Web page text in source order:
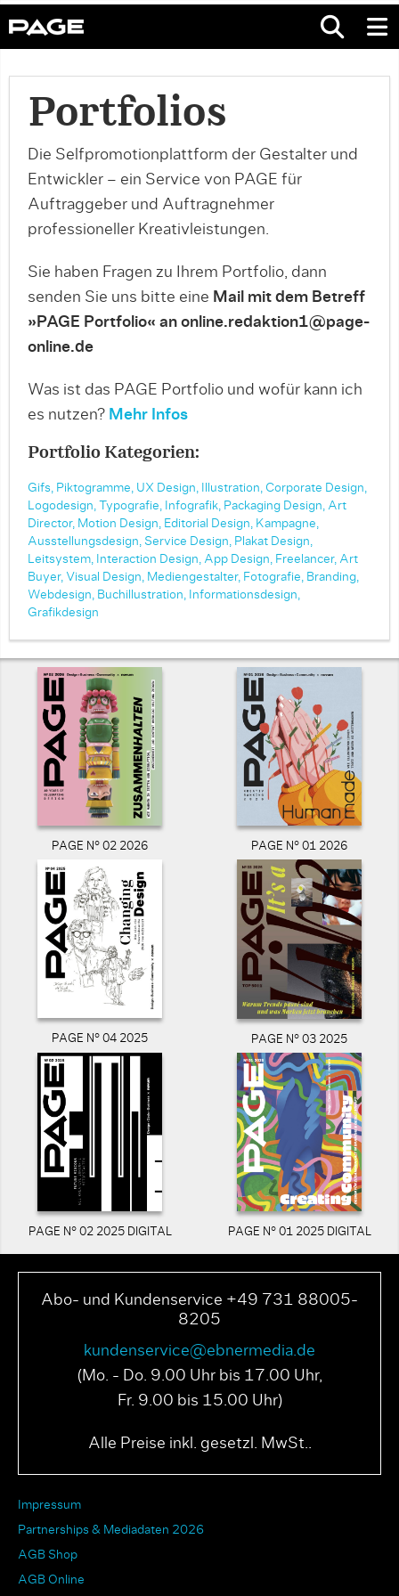
Portfolios
Die Selfpromotionplattform der Gestalter und
Entwickler – ein Service von PAGE für
Auftraggeber und Auftragnehmer
professioneller Kreativleistungen.
Sie haben Fragen zu Ihrem Portfolio, dann
senden Sie uns bitte eine Mail mit dem Betreff
»PAGE Portfolio« an online.redaktion1@page-
online.de
Was ist das PAGE Portfolio und wofür kann ich
es nutzen? Mehr Infos
Portfolio Kategorien:
Gifs, Piktogramme, UX Design, Illustration, Corporate Design,
Logodesign,
Typografie, Infografik, Packaging Design, Art
Director, Motion Design, Editorial Design, Kampagne,
Ausstellungsdesign, Service Design, Plakat Design,
Leitsystem, Interaction Design, App Design, Freelancer, Art
Buyer, Visual Design, Mediengestalter, Fotografie, Branding,
Webdesign, Buchillustration, Informationsdesign,
Grafikdesign
PAGE N° 02 2026 PAGE N° 01 2026
PAGE N° 04 2025 PAGE N° 03 2025
PAGE N° 02 2025 DIGITAL PAGE N° 01 2025 DIGITAL
Abo- und Kundenservice +49 731 88005-
8205
kundenservice@ebnermedia.de
(Mo. - Do. 9.00 Uhr bis 17.00 Uhr,
Fr. 9.00 bis 15.00 Uhr)
Alle Preise inkl. gesetzl. MwSt..
Impressum
Partnerships & Mediadaten 2026
AGB Shop
AGB Online